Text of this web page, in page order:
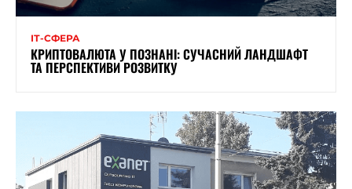
ІТ-СФЕРА
КРИПТОВАЛЮТА У ПОЗНАНІ: СУЧАСНИЙ ЛАНДШАФТ
ТА ПЕРСПЕКТИВИ РОЗВИТКУ